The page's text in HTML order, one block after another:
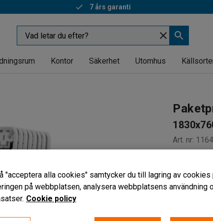
7 års garanti
Kontor Säkerhet Utomhus
Art. nr:
Med åtta
exkl. moms
"acceptera alla cookies" samtycker du till lagring av
på webbplatsen, analysera webbplatsens användning
Cookie policy